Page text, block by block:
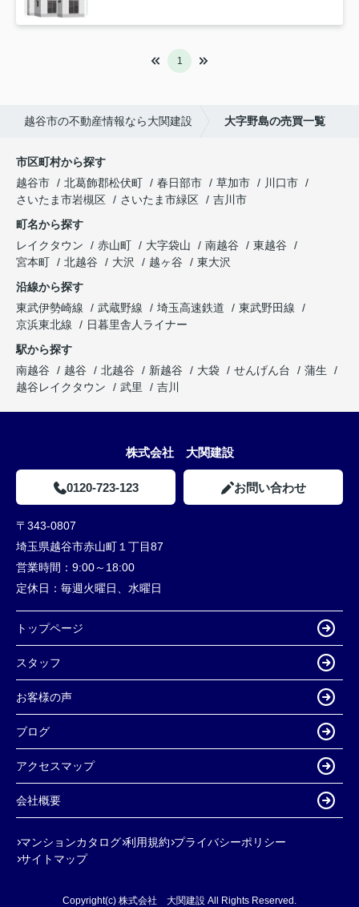
1
越谷市の不動産情報なら大関建設 大字野島の売買一覧
市区町村から探す
越谷市
北葛飾郡松伏町 春日部市 草加市
川口市
さいたま市岩槻区
さいたま市緑区
吉川市
町名から探す
レイクタウン
赤山町 大字袋山 南越谷
東越谷
宮本町
北越谷 大沢 越ヶ谷
東大沢
沿線から探す
東武伊勢崎線
武蔵野線 埼玉高速鉄道
東武野田線
京浜東北線
日暮里舎人ライナー
駅から探す
南越谷
越谷 北越谷 新越谷 大袋 せんげん台
蒲生
越谷レイクタウン
武里 吉川
株式会社 大関建設
0120-723-123 お問い合わせ
〒343-0807
埼玉県越谷市赤山町１丁目87
営業時間： 9:00～18:00
定休日： 毎週火曜日、水曜日
トップページ
スタッフ
お客様の声
ブログ
アクセスマップ
会社概要
マンションカタログ 利用規約 プライバシーポリシー
サイトマップ
Copyright(c) 株式会社 大関建設 All Rights Reserved.